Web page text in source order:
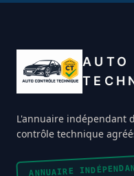
AUTO
L'annuaire indépendant
contrôle technique
ANNUAIRE